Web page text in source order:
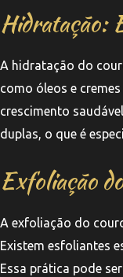
Hidratação:
A hidratação do
como óleos e
crescimento
duplas, o que é
Exfoliação
A exfoliação do
Existem esfoliantes
Essa prática pode